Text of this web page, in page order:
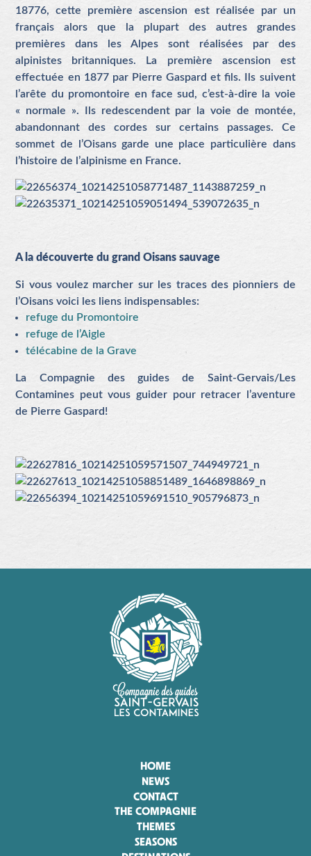
18776, cette première ascension est réalisée par un
français alors que la plupart des autres grandes
premières dans les Alpes sont réalisées par des
alpinistes britanniques. La première ascension est
effectuée en 1877 par Pierre Gaspard et fils. Ils suivent
l’arête du promontoire en face sud, c’est-à-dire la voie
« normale ». Ils redescendent par la voie de montée,
abandonnant des cordes sur certains passages. Ce
sommet de l’Oisans garde une place particulière dans
l’histoire de l’alpinisme en France.
A la découverte du grand Oisans sauvage
Si vous voulez marcher sur les traces des pionniers de
l’Oisans voici les liens indispensables:
refuge du Promontoire
refuge de l’Aigle
télécabine de la Grave
La Compagnie des guides de Saint-Gervais/Les
Contamines peut vous guider pour retracer l’aventure
de Pierre Gaspard!
HOME
NEWS
CONTACT
THE COMPAGNIE
THEMES
SEASONS